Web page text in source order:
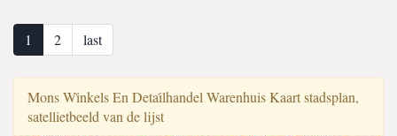
1 2 last
Mons Wi̇nkels En Detai̇lhandel Warenhuis Kaart stadsplan,
satellietbeeld van de lijst